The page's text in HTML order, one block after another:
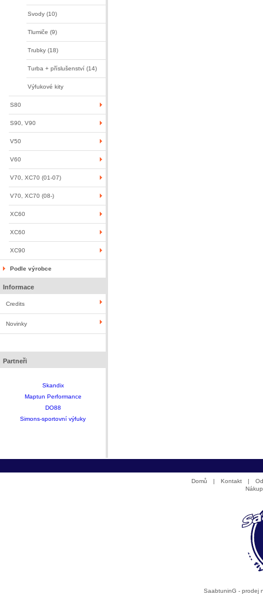
Svody (10)
Tlumiče (9)
Trubky (18)
Turba + příslušenství (14)
Výfukové kity
S80
S90, V90
V50
V60
V70, XC70 (01-07)
V70, XC70 (08-)
XC60
XC60
XC90
Podle výrobce
Informace
Credits
Novinky
Partneři
Skandix
Maptun Performance
DO88
Simons-sportovní výfuky
Domů | Kontakt |
SaabtuninG - prodej